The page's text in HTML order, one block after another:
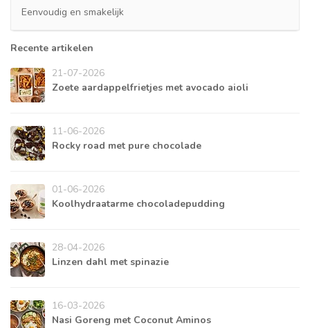
Eenvoudig en smakelijk
Recente artikelen
21-07-2026
Zoete aardappelfrietjes met avocado aioli
11-06-2026
Rocky road met pure chocolade
01-06-2026
Koolhydraatarme chocoladepudding
28-04-2026
Linzen dahl met spinazie
16-03-2026
Nasi Goreng met Coconut Aminos